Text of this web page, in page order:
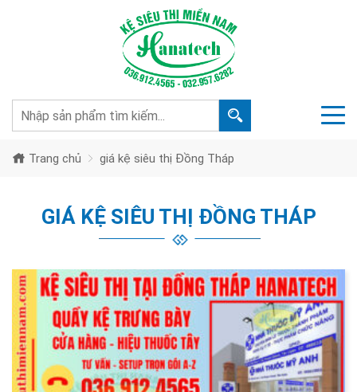
Trang chủ giá kệ siêu thị Đồng Tháp
GIÁ KỆ SIÊU THỊ ĐỒNG THÁP